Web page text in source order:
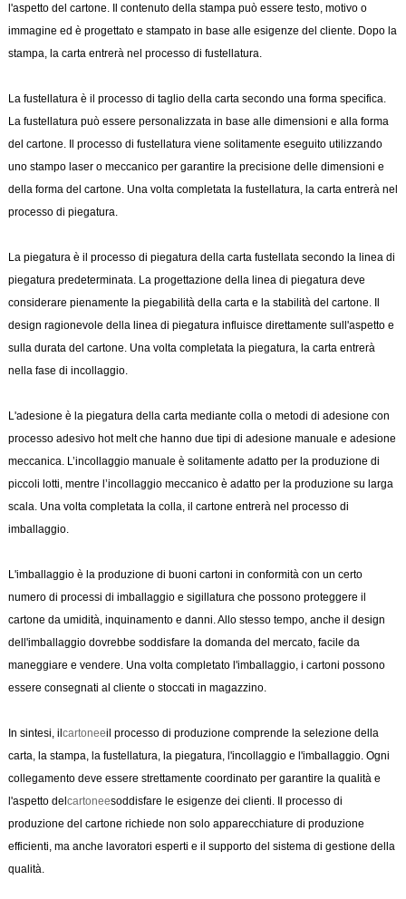
l'aspetto del cartone. Il contenuto della stampa può essere testo, motivo o
immagine ed è progettato e stampato in base alle esigenze del cliente. Dopo la
stampa, la carta entrerà nel processo di fustellatura.
La fustellatura è il processo di taglio della carta secondo una forma specifica.
La fustellatura può essere personalizzata in base alle dimensioni e alla forma
del cartone. Il processo di fustellatura viene solitamente eseguito utilizzando
uno stampo laser o meccanico per garantire la precisione delle dimensioni e
della forma del cartone. Una volta completata la fustellatura, la carta entrerà nel
processo di piegatura.
La piegatura è il processo di piegatura della carta fustellata secondo la linea di
piegatura predeterminata. La progettazione della linea di piegatura deve
considerare pienamente la piegabilità della carta e la stabilità del cartone. Il
design ragionevole della linea di piegatura influisce direttamente sull'aspetto e
sulla durata del cartone. Una volta completata la piegatura, la carta entrerà
nella fase di incollaggio.
L'adesione è la piegatura della carta mediante colla o metodi di adesione con
processo adesivo hot melt che hanno due tipi di adesione manuale e adesione
meccanica. L’incollaggio manuale è solitamente adatto per la produzione di
piccoli lotti, mentre l’incollaggio meccanico è adatto per la produzione su larga
scala. Una volta completata la colla, il cartone entrerà nel processo di
imballaggio.
L'imballaggio è la produzione di buoni cartoni in conformità con un certo
numero di processi di imballaggio e sigillatura che possono proteggere il
cartone da umidità, inquinamento e danni. Allo stesso tempo, anche il design
dell'imballaggio dovrebbe soddisfare la domanda del mercato, facile da
maneggiare e vendere. Una volta completato l'imballaggio, i cartoni possono
essere consegnati al cliente o stoccati in magazzino.
In sintesi, ilcartoneeil processo di produzione comprende la selezione della
carta, la stampa, la fustellatura, la piegatura, l'incollaggio e l'imballaggio. Ogni
collegamento deve essere strettamente coordinato per garantire la qualità e
l'aspetto delcartoneesoddisfare le esigenze dei clienti. Il processo di
produzione del cartone richiede non solo apparecchiature di produzione
efficienti, ma anche lavoratori esperti e il supporto del sistema di gestione della
qualità.